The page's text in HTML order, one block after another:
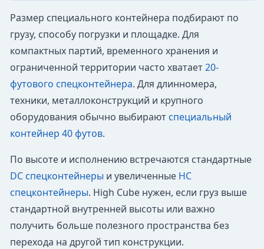
Размер специального контейнера подбирают по
грузу, способу погрузки и площадке. Для
компактных партий, временного хранения и
ограниченной территории часто хватает20-
футового спецконтейнера. Для длинномера,
техники, металлоконструкций и крупного
оборудования обычно выбирают специальный
контейнер 40 футов.
По высоте и исполнению встречаются стандартные
DC спецконтейнеры и увеличенные HC
спецконтейнеры. High Cube нужен, если груз выше
стандартной внутренней высоты или важно
получить больше полезного пространства без
перехода на другой тип конструкции.